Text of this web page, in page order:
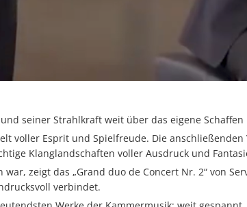
seiner Strahlkraft weit über das eigene Schaffen
voller Esprit und Spielfreude. Die
Klanglandschaften voller Ausdruck und
zeigt das „Grand duo de Concert Nr. 2“ von
verbindet.